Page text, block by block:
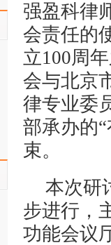
强盈科律
会责任的
立100周
会与北京
律专业委
部承办的
束。
本次研
步进行，
功能会议